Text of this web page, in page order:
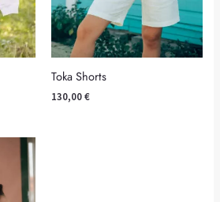
Toka Shorts
130,00€